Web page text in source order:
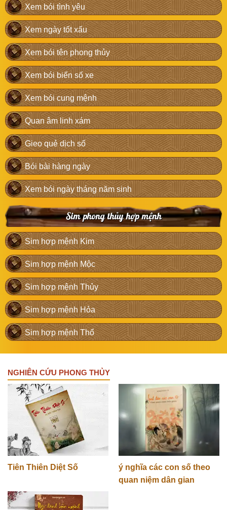
Xem bói tình yêu
Xem ngày tốt xấu
Xem bói tên phong thủy
Xem bói biển số xe
Xem bói cung mệnh
Quan âm linh xám
Gieo quẻ dịch số
Bói bài hàng ngày
Xem bói ngày tháng năm sinh
Sim phong thủy hợp mệnh
Sim hợp mệnh Kim
Sim hợp mệnh Mộc
Sim hợp mệnh Thủy
Sim hợp mệnh Hỏa
Sim hợp mệnh Thổ
NGHIÊN CỨU PHONG THỦY
Tiên Thiên Diệt Số
ý nghĩa các con số theo
quan niệm dân gian